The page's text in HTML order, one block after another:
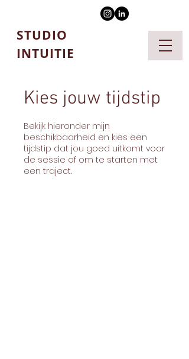
STUDIO
INTUITIE
Kies jouw tijdstip
Bekijk hieronder mijn
beschikbaarheid en kies een
tijdstip dat jou goed uitkomt voor
de sessie of om te starten met
een traject.